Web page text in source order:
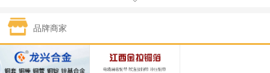
1#锡 434,000—436,000
1#镍 129,550—130,750
品牌商家